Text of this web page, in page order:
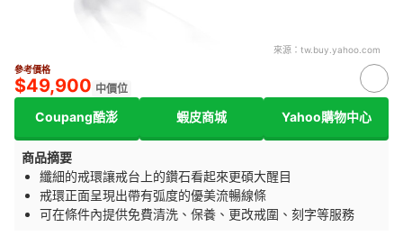
來源： tw.buy.yahoo.com
參考價格
$49,900 中價位
Coupang酷澎 蝦皮商城 Yahoo購物中心
商品摘要
纖細的戒環讓戒台上的鑽石看起來更碩大醒目
戒環正面呈現出帶有弧度的優美流暢線條
可在條件內提供免費清洗、保養、更改戒圍、刻字等服務